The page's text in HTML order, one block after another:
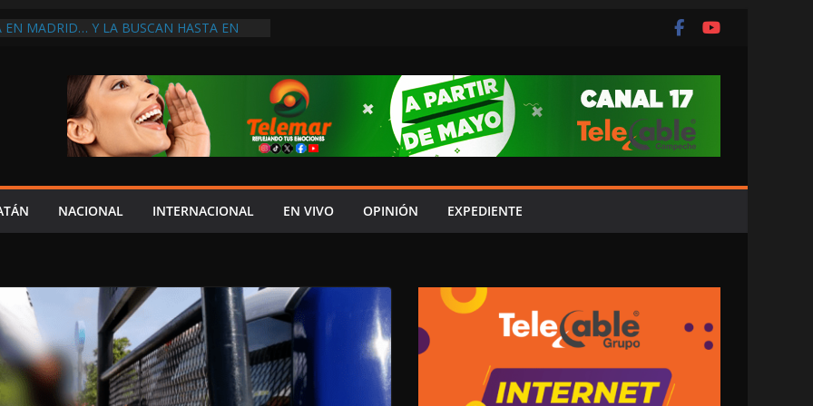
EN MADRID… Y LA BUSCAN HASTA EN
EN UNA DE LAS CADENAS DE ARTÍCULOS
DE EUROPA: MARCEL CARRILLO
SU PEOR MOMENTO: PAN; LA ECONOMÍA
CRECE LA INSEGURIDAD, NO HAY
CRÍTICOS SON CENSURADOS
EL TIEMPO”; INFRAESTRUCTURA
Y URGE MODERNIZARLA:
NACIONAL INTERNACIONAL EN VIVO OPINIÓN EXPEDIENTE